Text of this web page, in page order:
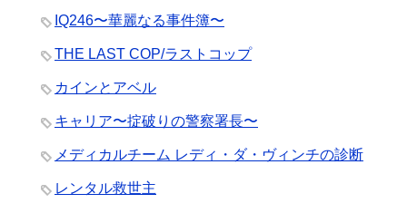
IQ246〜華麗なる事件簿〜
THE LAST COP/ラストコップ
カインとアベル
キャリア〜掟破りの警察署長〜
メディカルチーム レディ・ダ・ヴィンチの診断
レンタル救世主